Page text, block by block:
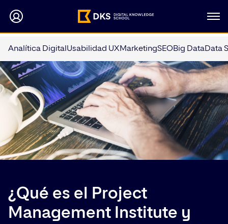
Analítica Digital Usabilidad UXMarketingSEOBig DataData
¿Qué es el Project
Management Institute y